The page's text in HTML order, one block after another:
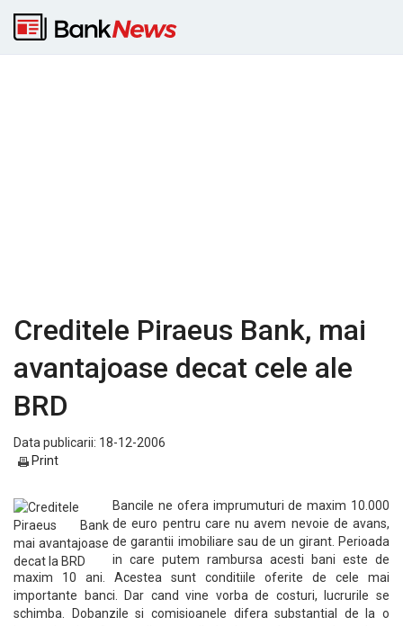
Creditele Piraeus Bank, mai
avantajoase decat cele ale
BRD
Data publicarii: 18-12-2006
Print
Bancile ne ofera imprumuturi de maxim 10.000
de euro pentru care nu avem nevoie de avans,
de garantii imobiliare sau de un girant. Perioada
in care putem rambursa acesti bani este de
maxim 10 ani. Acestea sunt conditiile oferite de cele mai
importante banci. Dar cand vine vorba de costuri, lucrurile se
schimba. Dobanzile si comisioanele difera substantial de la o